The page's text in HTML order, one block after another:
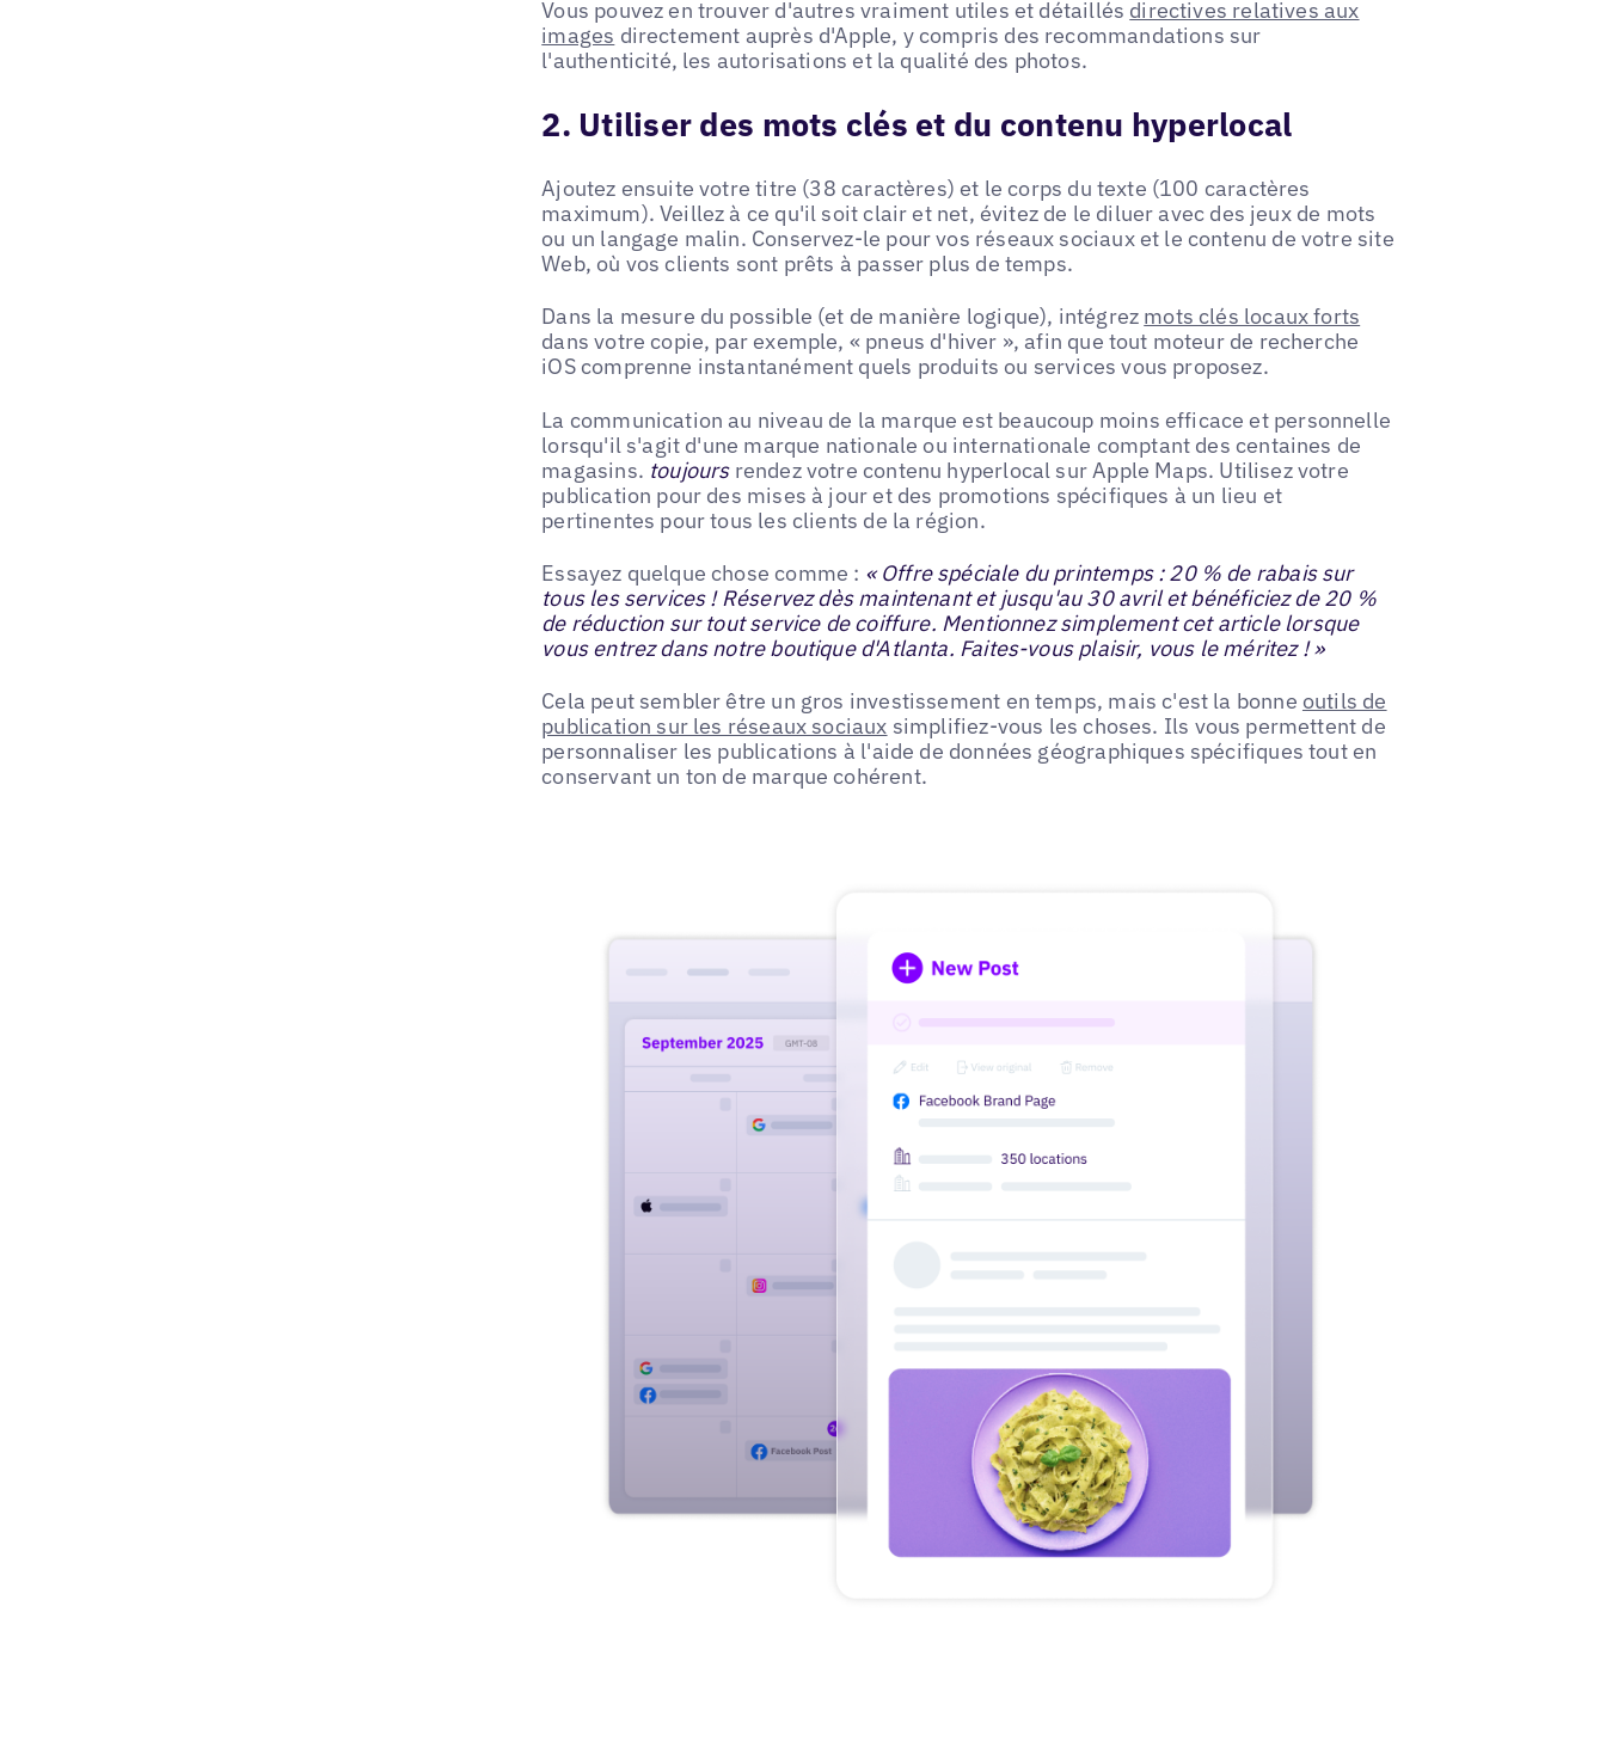
Vous pouvez en trouver d'autres vraiment utiles et détaillés directives relatives aux
images directement auprès d'Apple, y compris des recommandations sur
l'authenticité, les autorisations et la qualité des photos.
2. Utiliser des mots clés et du contenu hyperlocal
Ajoutez ensuite votre titre (38 caractères) et le corps du texte (100 caractères
maximum). Veillez à ce qu'il soit clair et net, évitez de le diluer avec des jeux de mots
ou un langage malin. Conservez-le pour vos réseaux sociaux et le contenu de votre site
Web, où vos clients sont prêts à passer plus de temps.
Dans la mesure du possible (et de manière logique), intégrez mots clés locaux forts
dans votre copie, par exemple, « pneus d'hiver », afin que tout moteur de recherche
iOS comprenne instantanément quels produits ou services vous proposez.
La communication au niveau de la marque est beaucoup moins efficace et personnelle
lorsqu'il s'agit d'une marque nationale ou internationale comptant des centaines de
magasins. toujoursrendez votre contenu hyperlocal sur Apple Maps. Utilisez votre
publication pour des mises à jour et des promotions spécifiques à un lieu et
pertinentes pour tous les clients de la région.
Essayez quelque chose comme : « Offre spéciale du printemps : 20 % de rabais sur
tous les services ! Réservez dès maintenant et jusqu'au 30 avril et bénéficiez de 20 %
de réduction sur tout service de coiffure. Mentionnez simplement cet article lorsque
vous entrez dans notre boutique d'Atlanta. Faites-vous plaisir, vous le méritez ! »
Cela peut sembler être un gros investissement en temps, mais c'est la bonne outils de
publication sur les réseaux sociaux simplifiez-vous les choses. Ils vous permettent de
personnaliser les publications à l'aide de données géographiques spécifiques tout en
conservant un ton de marque cohérent.